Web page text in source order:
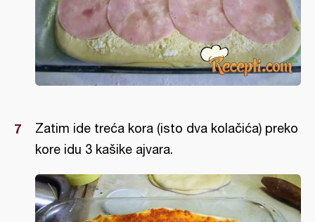
Zatim ide treća kora (isto dva kolačića) preko
kore idu 3 kašike ajvara.